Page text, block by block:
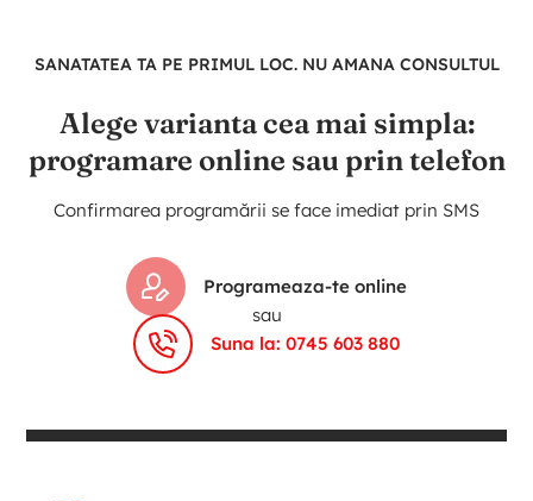
SANATATEA TA PE PRIMUL LOC. NU AMANA CONSULTUL
Alege varianta cea mai simpla:
programare online sau prin telefon
Confirmarea programării se face imediat prin SMS
Programeaza-te online
sau
Suna la: 0745 603 880